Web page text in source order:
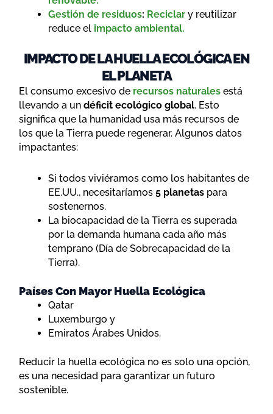
Gestión de residuos: Reciclar y reutilizar
reduce el impacto ambiental.
IMPACTO DE LA HUELLA ECOLÓGICA EN
EL PLANETA
El consumo excesivo de recursos naturales está
llevando a un déficit ecológico global. Esto
significa que la humanidad usa más recursos de
los que la Tierra puede regenerar. Algunos datos
impactantes:
Si todos viviéramos como los habitantes de
EE.UU., necesitaríamos 5 planetas para
sostenernos.
La biocapacidad de la Tierra es superada
por la demanda humana cada año más
temprano (Día de Sobrecapacidad de la
Tierra).
Países Con Mayor Huella Ecológica
Qatar
Luxemburgo y
Emiratos Árabes Unidos.
Reducir la huella ecológica no es solo una opción,
es una necesidad para garantizar un futuro
sostenible.